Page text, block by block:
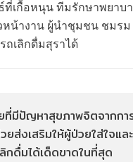
ที่เกื้อหนุน ทีมรักษาพยา
หน้างาน ผู้นำชุมชน ชมร
ถเลิกดื่มสุราได้
ที่มีปัญหาสุขภาพจิตจากกา
ยส่งเสริมให้ผู้ป่วยใส่ใจแ
กดื่มได้เด็ดขาดในที่สุด